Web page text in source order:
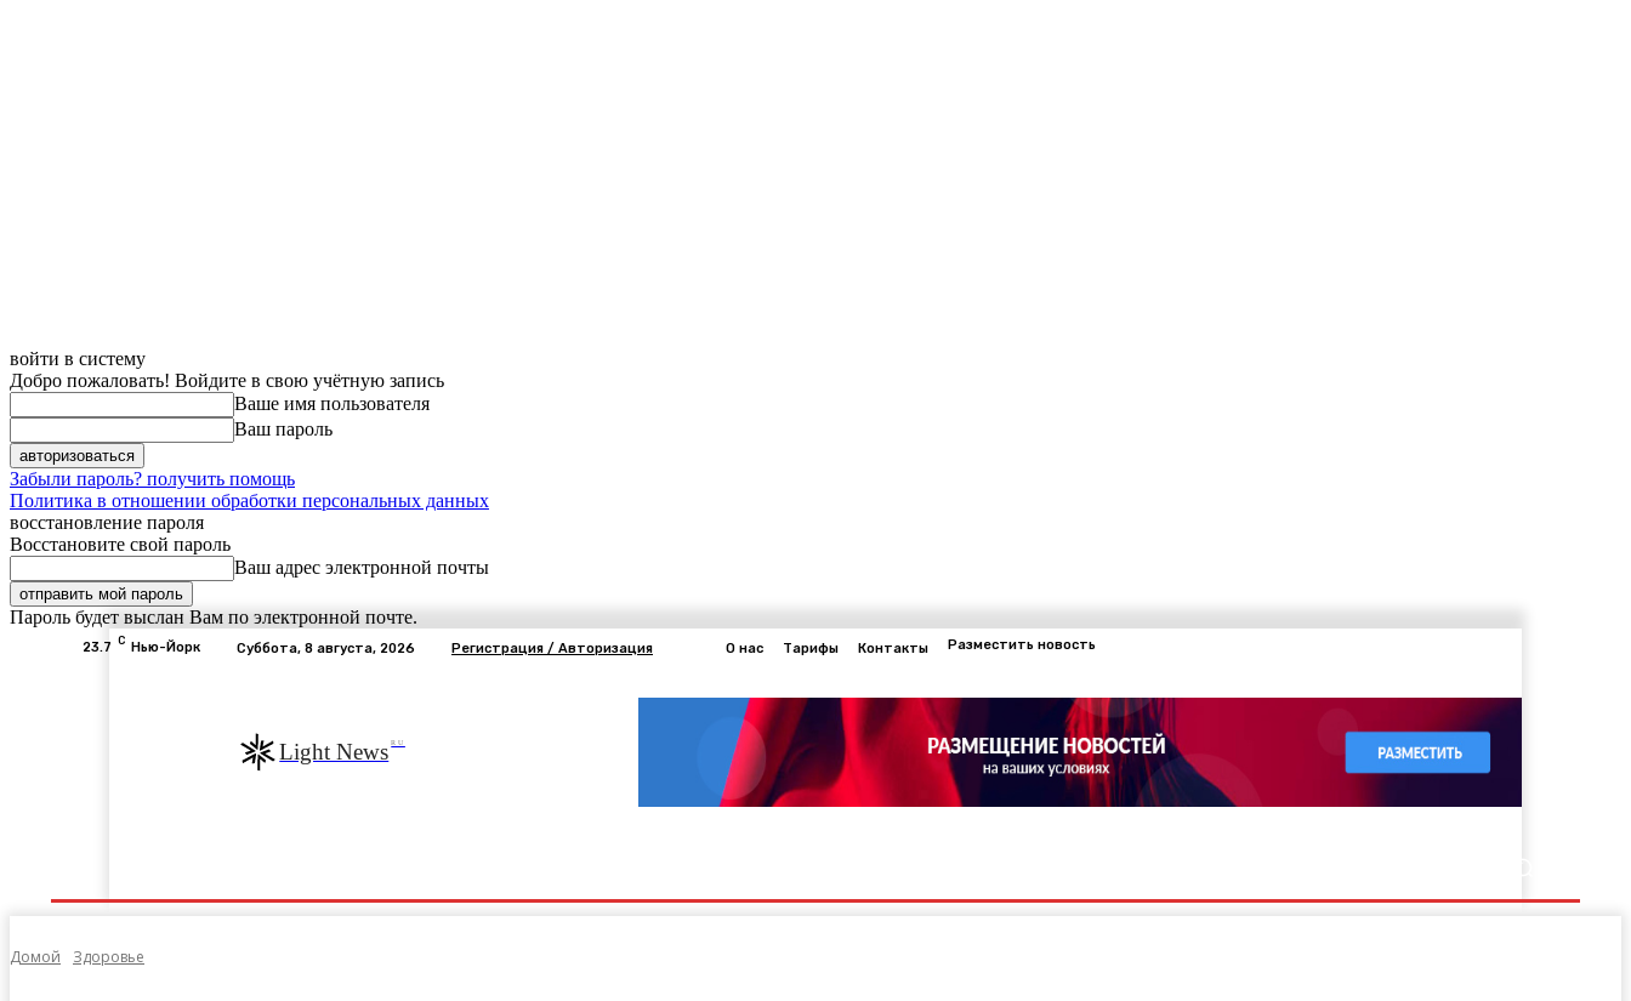
войти в систему
Добро пожаловать! Войдите в свою учётную запись
Ваше имя пользователя
Ваш пароль
Забыли пароль? получить помощь
Политика в отношении обработки персональных данных
восстановление пароля
Восстановите свой пароль
Ваш адрес электронной почты
Пароль будет выслан Вам по электронной почте.
23.7 C Нью-Йорк Суббота, 8 августа, 2026 Регистрация / Авторизация О нас Тарифы Контакты Разместить новость
Light News RU
Домой Здоровье